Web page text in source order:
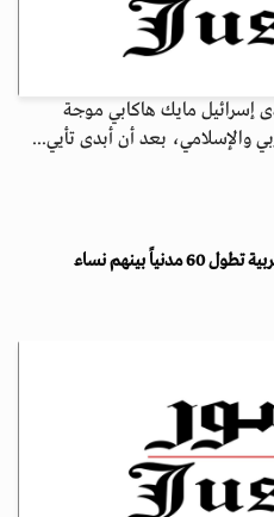
إسرائيل مايك هاكابي موجة
والإسلامي، بعد أن أبدى تأيي...
حملة اعتقالات إسرائيلية في الضفة الغربية تطول 60 مدنياً بينهم نساء